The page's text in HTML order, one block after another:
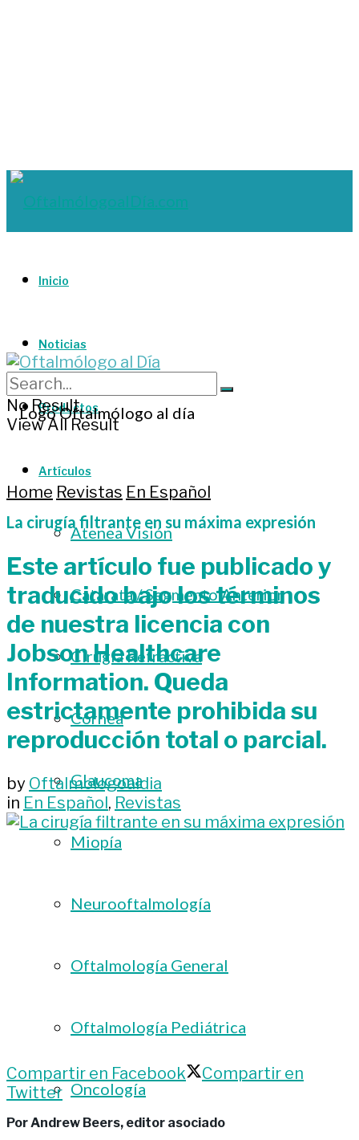
Inicio
Noticias
Productos
Artículos
Atenea Visión
Catarata / Segmento Anterior
Cirugía Refractiva
Córnea
Glaucoma
Miopía
Neurooftalmología
Oftalmología General
Oftalmología Pediátrica
Oncología
No Result
View All Result
Home Revistas En Español
La cirugía filtrante en su máxima expresión
Este artículo fue publicado y
traducido bajo los términos
de nuestra licencia con
Jobson Healthcare
Information. Queda
estrictamente prohibida su
reproducción total o parcial.
by Oftalmologoaldia
in En Español, Revistas
Compartir en Facebook
Compartir en
Twitter
Por Andrew Beers, editor asociado